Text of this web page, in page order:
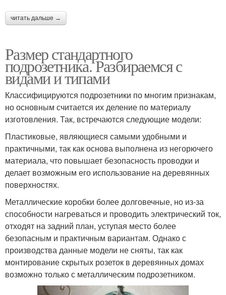
читать дальше →
Размер стандартного
подрозетника. Разбираемся с
видами и типами
Классифицируются подрозетники по многим признакам,
но основным считается их деление по материалу
изготовления. Так, встречаются следующие модели:
Пластиковые, являющиеся самыми удобными и
практичными, так как основа выполнена из негорючего
материала, что повышает безопасность проводки и
делает возможным его использование на деревянных
поверхностях.
Металлические коробки более долговечные, но из-за
способности нагреваться и проводить электрический ток,
отходят на задний план, уступая место более
безопасным и практичным вариантам. Однако с
производства данные модели не сняты, так как
монтирование скрытых розеток в деревянных домах
возможно только с металлическим подрозетником.